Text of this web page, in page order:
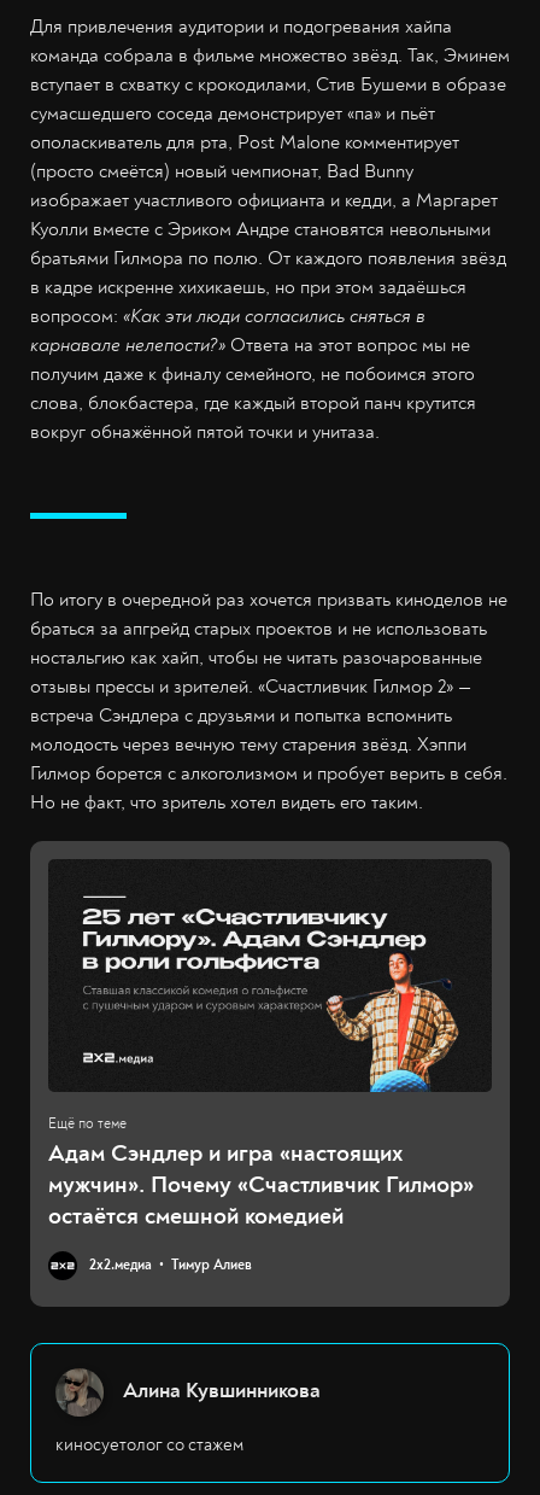
Для привлечения аудитории и подогревания хайпа
команда собрала в фильме множество звёзд. Так, Эминем
вступает в схватку с крокодилами, Стив Бушеми в образе
сумасшедшего соседа демонстрирует «па» и пьёт
ополаскиватель для рта, Post Malone комментирует
(просто смеётся) новый чемпионат, Bad Bunny
изображает участливого официанта и кедди, а Маргарет
Куолли вместе с Эриком Андре становятся невольными
братьями Гилмора по полю. От каждого появления звёзд
в кадре искренне хихикаешь, но при этом задаёшься
вопросом: «Как эти люди согласились сняться в
карнавале нелепости?» Ответа на этот вопрос мы не
получим даже к финалу семейного, не побоимся этого
слова, блокбастера, где каждый второй панч крутится
вокруг обнажённой пятой точки и унитаза.
По итогу в очередной раз хочется призвать киноделов не
браться за апгрейд старых проектов и не использовать
ностальгию как хайп, чтобы не читать разочарованные
отзывы прессы и зрителей. «Счастливчик Гилмор 2» —
встреча Сэндлера с друзьями и попытка вспомнить
молодость через вечную тему старения звёзд. Хэппи
Гилмор борется с алкоголизмом и пробует верить в себя.
Но не факт, что зритель хотел видеть его таким.
Адам Сэндлер и игра «настоящих
мужчин». Почему «Счастливчик Гилмор»
остаётся смешной комедией
2х2.медиа Тимур Алиев
Алина Кувшинникова
киносуетолог со стажем